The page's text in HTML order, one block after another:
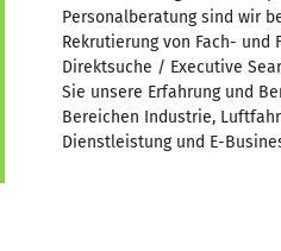
Personalberatung sind wir
Rekrutierung von Fach- und
Direktsuche / Executive
Sie unsere Erfahrung und
Bereichen Industrie,
Dienstleistung und E-